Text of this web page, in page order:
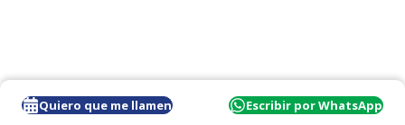
Quiero que me llamen Escribir por WhatsApp